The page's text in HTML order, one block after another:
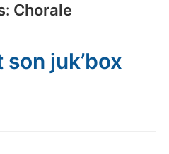
Chorale
juk’box